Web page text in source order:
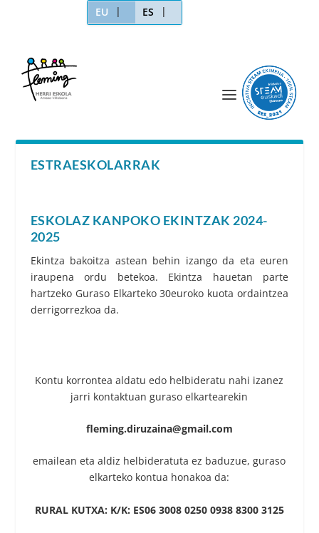
EU ES
ESTRAESKOLARRAK
ESKOLAZ KANPOKO EKINTZAK 2024-
2025
Ekintza bakoitza astean behin izango da eta euren
iraupena ordu betekoa. Ekintza hauetan parte
hartzeko Guraso Elkarteko 30euroko kuota ordaintzea
derrigorrezkoa da.
Kontu korrontea aldatu edo helbideratu nahi izanez
jarri kontaktuan guraso elkartearekin
fleming.diruzaina@gmail.com
emailean eta aldiz helbideratuta ez baduzue, guraso
elkarteko kontua honakoa da:
RURAL KUTXA: K/K: ES06 3008 0250 0938 8300 3125